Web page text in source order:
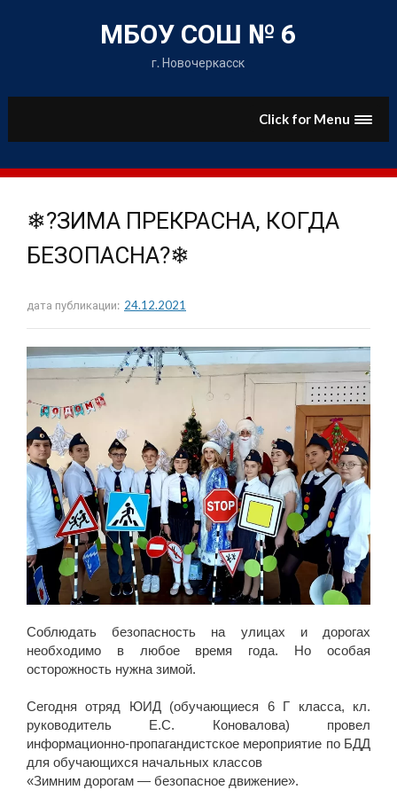
content
МБОУ СОШ № 6
г. Новочеркасск
Click for Menu
❄?ЗИМА ПРЕКРАСНА, КОГДА
БЕЗОПАСНА?❄
дата публикации: 24.12.2021
Соблюдать безопасность на улицах и дорогах
необходимо в любое время года. Но особая
осторожность нужна зимой.
Сегодня отряд ЮИД (обучающиеся 6 Г класса, кл.
руководитель Е.С. Коновалова) провел
информационно-пропагандистское мероприятие по БДД
для обучающихся начальных классов
«Зимним дорогам — безопасное движение».